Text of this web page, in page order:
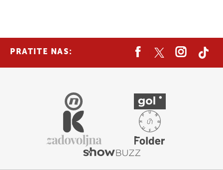
PRATITE NAS: